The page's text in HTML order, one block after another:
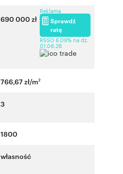
690 000 zł
Reklama
Sprawdź
ratę
RSSO 6,09% na dz.
01.06.26
766,67 zł/m2
3
1800
własność